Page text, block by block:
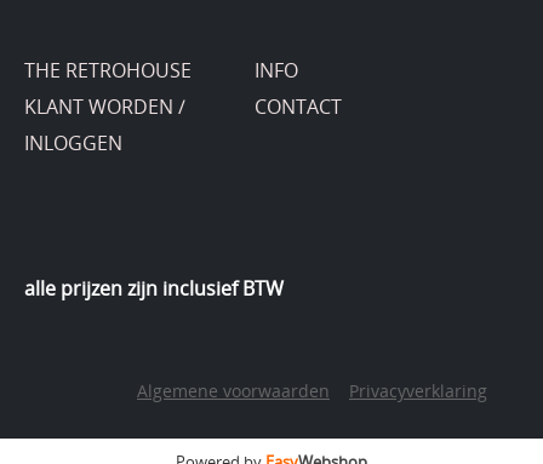
THE RETROHOUSE
INFO
KLANT WORDEN /
INLOGGEN
CONTACT
alle prijzen zijn inclusief BTW
Algemene voorwaarden Privacyverklaring